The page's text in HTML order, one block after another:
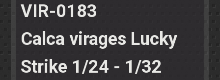
VIR-0183
Calca virages Lucky
Strike 1/24 - 1/32